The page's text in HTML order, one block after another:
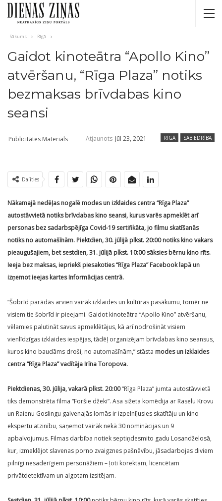
Sākums Rīgā
Gaidot kinoteātra “Apollo Kino”
atvēršanu, “Rīga Plaza” notiks
bezmaksas brīvdabas kino
seansi
RĪGĀ SABIEDRĪBA
Publicitātes Materiāls Atjaunots Jūl 23, 2021
Dalīties
Nākamajā nedēļas nogalē modes un izklaides centra “Rīga Plaza”
autostāvvietā notiks brīvdabas kino seansi, kurus varēs apmeklēt arī
personas bez sadarbspējīga Covid-19 sertifikāta, jo filmu skatīšanās
notiks no automašīnām. Piektdien, 30. jūlijā plkst. 20:00 notiks kino vakars
pieaugušajiem, bet sestdien, 31. jūlijā plkst. 10:00 sāksies bērnu kino rīts.
Ieeja bez maksas, iepriekš piesakoties “Rīga Plaza” Facebook lapā un
izņemot ieejas kartes Informācijas centrā.
“Šobrīd parādās arvien vairāk izklaides un kultūras pasākumu, tomēr ne
visiem tie šobrīd ir pieejami. Gaidot kinoteātra “Apollo Kino” atvēršanu,
vēlamies palutināt savus apmeklētājus, kā arī nodrošināt visiem
vienlīdzīgas izklaides iespējas, tādēļ organizējam brīvdabas kino seansus,
kuros kino baudāms droši, no automašīnām,” stāsta modes un izklaides
centra “Rīga Plaza” vadītāja Irīna Toropova.
Piektdienas, 30. jūlija, vakarā plkst. 20:00“Rīga Plaza” jumta autostāvvietā
tiks demonstrēta filma “Foršie džeki”. Asa sižeta komēdija ar Raselu Krovu
un Raienu Goslingu galvenajās lomās ir izpelnījusies skatītāju un kino
ekspertu atzinību, saņemot vairāk nekā 30 nominācijas un 9
apbalvojumus. Filmas darbība notiek septiņdesmito gadu Losandželosā,
kur, izmeklējot slavenas porno zvaigznes pašnāvību, jāsadarbojas diviem
pilnīgi nesaderīgiem personāžiem – ļoti korektam, licencētam
privātdetektīvam un algotam izsitējam.